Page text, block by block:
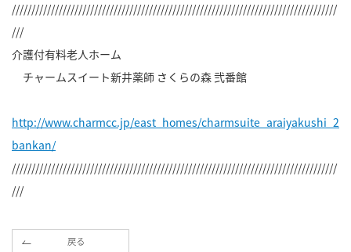
///////////////////////////////////////////////////////////////////////////////////
///
介護付有料老人ホーム
チャームスイート新井薬師 さくらの森 弐番館
http://www.charmcc.jp/east_homes/charmsuite_araiyakushi_2
bankan/
///////////////////////////////////////////////////////////////////////////////////
///
戻る